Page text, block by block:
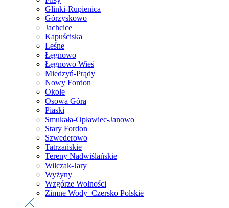
Glinki-Rupienica
Górzyskowo
Jachcice
Kapuściska
Leśne
Łęgnowo
Łęgnowo Wieś
Miedzyń-Prądy
Nowy Fordon
Okole
Osowa Góra
Piaski
Smukała-Opławiec-Janowo
Stary Fordon
Szwederowo
Tatrzańskie
Tereny Nadwiślańskie
Wilczak-Jary
Wyżyny
Wzgórze Wolności
Zimne Wody–Czersko Polskie